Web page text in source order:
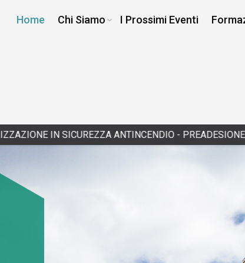
Home Chi Siamo I Prossimi Eventi
ANTINCENDIO - PREADESIONE|12/14/2026 -